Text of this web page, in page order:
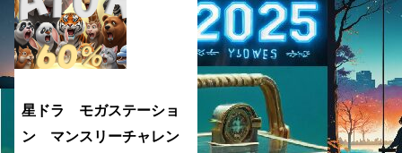
星ドラ モガステーショ
ン マンスリーチャレン